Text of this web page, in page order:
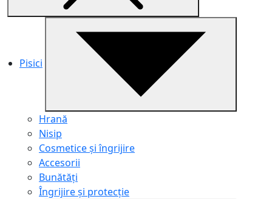
Pisici
Hrană
Nisip
Cosmetice și îngrijire
Accesorii
Bunătăți
Îngrijire și protecție